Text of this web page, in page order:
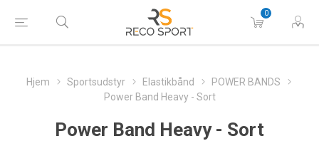
0
Hjem Sportsudstyr Elastikbånd
POWER BANDS
Power Band Heavy - Sort
Power Band Heavy - Sort